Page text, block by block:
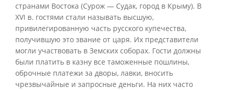
странами Востока (Сурож — Судак, город в Крыму). В
XVI в. гостями стали называть высшую,
привилегированную часть русского купечества,
получившую это звание от царя. Их представители
могли участвовать в Земских соборах. Гости должны
были платить в казну все таможенные пошлины,
оброчные платежи за дворы, лавки, вносить
чрезвычайные и запросные деньги. На них часто